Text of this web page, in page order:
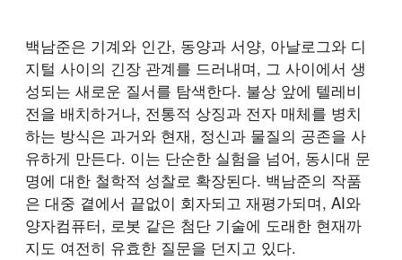
백남준은 기계와 인간, 동양과 서양, 아날로그와 디
지털 사이의 긴장 관계를 드러내며, 그 사이에서 생
성되는 새로운 질서를 탐색한다. 불상 앞에 텔레비
전을 배치하거나, 전통적 상징과 전자 매체를 병치
하는 방식은 과거와 현재, 정신과 물질의 공존을 사
유하게 만든다. 이는 단순한 실험을 넘어, 동시대 문
명에 대한 철학적 성찰로 확장된다. 백남준의 작품
은 대중 곁에서 끝없이 회자되고 재평가되며, AI와
양자컴퓨터, 로봇 같은 첨단 기술에 도래한 현재까
지도 여전히 유효한 질문을 던지고 있다.